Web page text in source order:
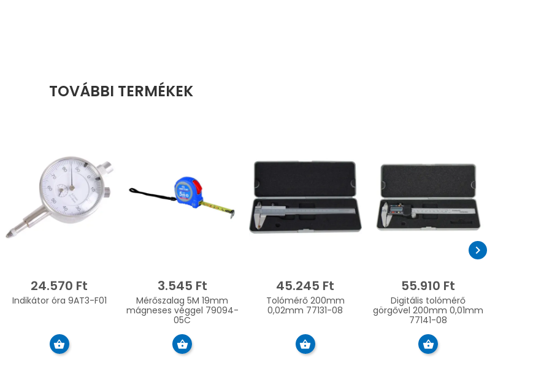
TOVÁBBI TERMÉKEK
24.570 Ft
Indikátor óra 9AT3-F01
3.545 Ft
Mérőszalag 5M 19mm
mágneses véggel 79094-
05C
45.245 Ft
Tolómérő 200mm
0,02mm 77131-08
55.910 Ft
Digitális tolómérő
görgővel 200mm 0,01mm
77141-08
chevron_right